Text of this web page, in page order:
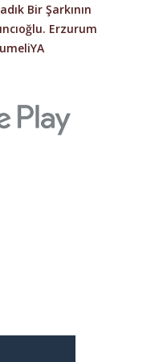
Bir Şarkının
. Erzurum